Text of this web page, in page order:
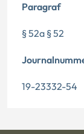
Paragraf
§ 52a § 52
19-23332-54